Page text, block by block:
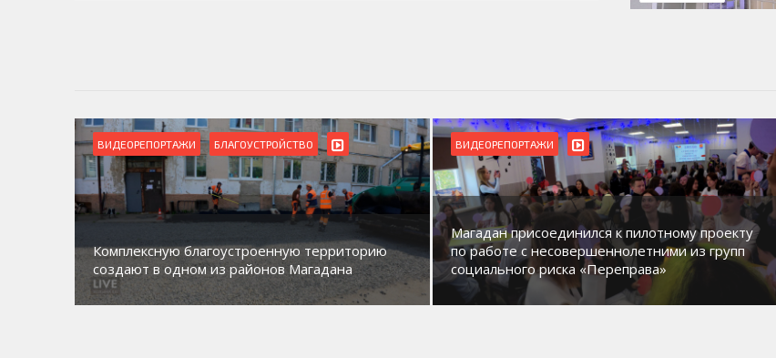
ВИДЕОРЕПОРТАЖИ БЛАГОУСТРОЙСТВО
Комплексную благоустроенную территорию
создают в одном из районов Магадана
ВИДЕОРЕПОРТАЖИ
Магадан присоединился к пилотному проекту
по работе с несовершеннолетними из групп
социального риска «Переправа»